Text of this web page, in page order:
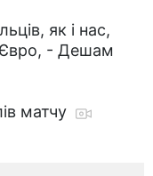
як і нас,
Євро, - Дешам
матчу